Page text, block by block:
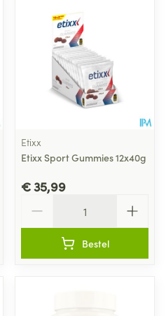
Etixx
Etixx Sport Gummies 12x40g
€ 35,99
Bestel